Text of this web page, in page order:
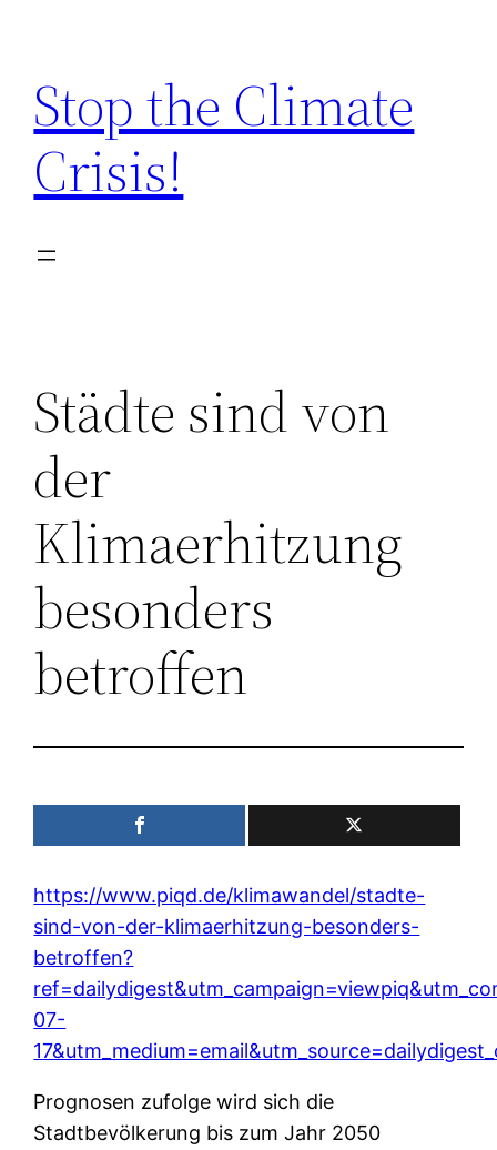
springen
Stop the Climate
Crisis!
Städte sind von
der
Klimaerhitzung
besonders
betroffen
https://www.piqd.de/klimawandel/stadte-
sind-von-der-klimaerhitzung-besonders-
betroffen?
07-
Prognosen zufolge wird sich die
Stadtbevölkerung bis zum Jahr 2050